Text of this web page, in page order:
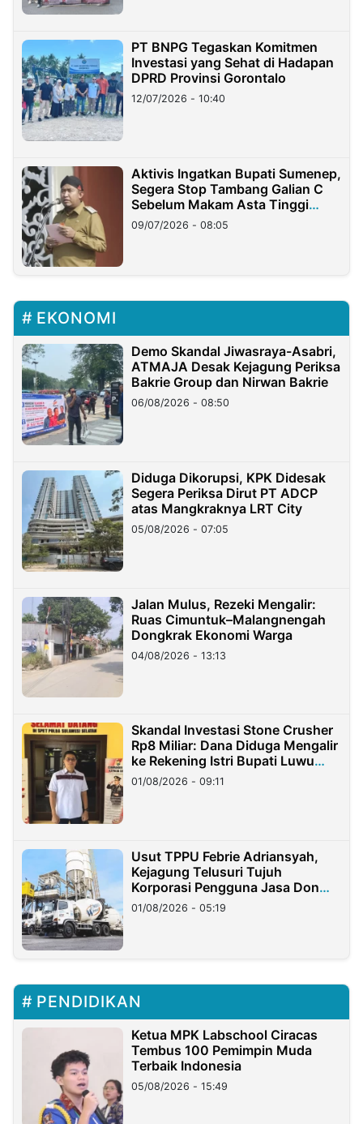
PT BNPG Tegaskan Komitmen
Investasi yang Sehat di Hadapan
DPRD Provinsi Gorontalo
12/07/2026 - 10:40
Aktivis Ingatkan Bupati Sumenep,
Segera Stop Tambang Galian C
Sebelum Makam Asta Tinggi
Longsor
09/07/2026 - 08:05
EKONOMI
Demo Skandal Jiwasraya-Asabri,
ATMAJA Desak Kejagung Periksa
Bakrie Group dan Nirwan Bakrie
06/08/2026 - 08:50
Diduga Dikorupsi, KPK Didesak
Segera Periksa Dirut PT ADCP
atas Mangkraknya LRT City
05/08/2026 - 07:05
Jalan Mulus, Rezeki Mengalir:
Ruas Cimuntuk–Malangnengah
Dongkrak Ekonomi Warga
04/08/2026 - 13:13
Skandal Investasi Stone Crusher
Rp8 Miliar: Dana Diduga Mengalir
ke Rekening Istri Bupati Luwu
Timur
01/08/2026 - 09:11
Usut TPPU Febrie Adriansyah,
Kejagung Telusuri Tujuh
Korporasi Pengguna Jasa Don
Ritto
01/08/2026 - 05:19
PENDIDIKAN
Ketua MPK Labschool Ciracas
Tembus 100 Pemimpin Muda
Terbaik Indonesia
05/08/2026 - 15:49